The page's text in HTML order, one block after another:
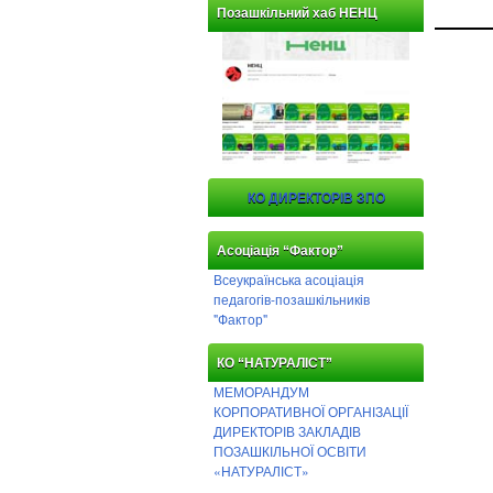
Позашкільний хаб НЕНЦ
КО ДИРЕКТОРІВ ЗПО
Асоціація “Фактор”
Всеукраїнська асоціація
педагогів-позашкільників
"Фактор"
КО “НАТУРАЛІСТ”
МЕМОРАНДУМ
КОРПОРАТИВНОЇ ОРГАНІЗАЦІЇ
ДИРЕКТОРІВ ЗАКЛАДІВ
ПОЗАШКІЛЬНОЇ ОСВІТИ
«НАТУРАЛІСТ»